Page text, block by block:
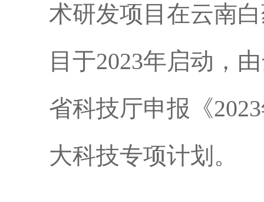
术研发项目在云南
目于2023年启动，
省科技厅申报《
大科技专项计划。